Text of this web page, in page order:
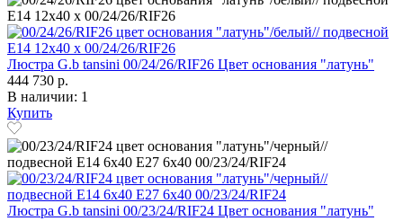
Люстра G.b tansini 00/24/26/RIF26 Цвет основания "латунь"
444 730 р.
В наличии: 1
Купить
Люстра G.b tansini 00/23/24/RIF24 Цвет основания "латунь"